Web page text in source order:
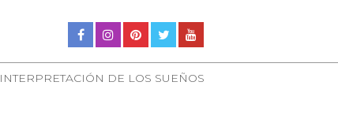
INTERPRETACIÓN DE LOS SUEÑOS